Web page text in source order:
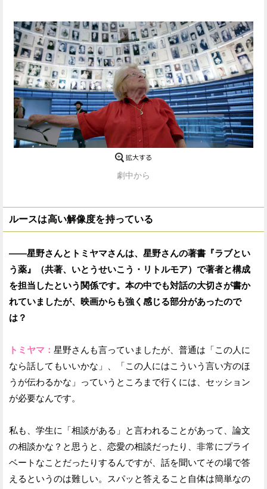
劇中から
ルースは高い解像度を持っている
——星野さんとトミヤマさんは、星野さんの著書『ラブとい
う薬』（共著、いとうせいこう・リトルモア）で著者と構成
を担当したという関係です。本の中でも対話の大切さが書か
れていましたが、映画からも強く感じる部分があったので
は？
トミヤマ： 星野さんも言っていましたが、普通は「この人に
なら話してもいいかな」、「この人にはこういう言い方のほ
うが伝わるかな」っていうところまで行くには、セッション
が必要なんです。
私も、学生に「相談がある」と言われることがあって、論文
の相談かな？と思うと、恋愛の相談だったり、非常にプライ
ベートなことだったりするんですが、話を聞いてその場で答
えるというのは難しい。スパッと答えること自体は簡単なの